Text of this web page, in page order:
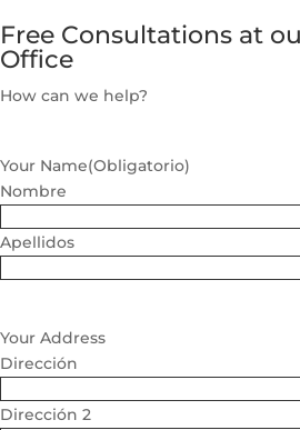
Free Consultations at
Office
How can we help?
Your Name(Obligatorio)
Nombre
Apellidos
Your Address
Dirección
Dirección 2